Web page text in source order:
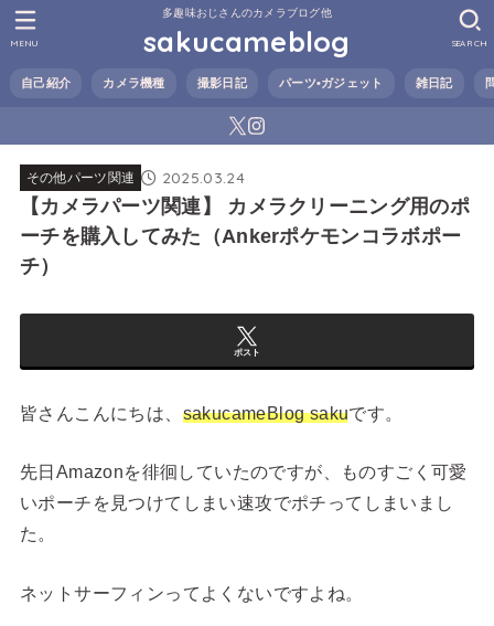
多趣味おじさんのカメラブログ他
sakucameblog
自己紹介 カメラ機種 撮影日記 パーツ•ガジェット 雑日記
SEARCH
MENU
その他パーツ関連 2025.03.24
【カメラパーツ関連】 カメラクリーニング用のポ
ーチを購入してみた（Ankerポケモンコラボポー
チ）
ポスト
皆さんこんにちは、 sakucameBlog sakuです。
先日Amazonを徘徊していたのですが、ものすごく可愛
いポーチを見つけてしまい速攻でポチってしまいまし
た。
ネットサーフィンってよくないですよね。